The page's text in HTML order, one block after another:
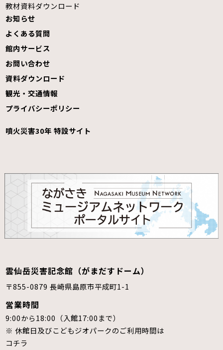
教材資料ダウンロード
お知らせ
よくある質問
館内サービス
お問い合わせ
資料ダウンロード
観光・交通情報
プライバシーポリシー
噴火災害30年 特設サイト
雲仙岳災害記念館（がまだすドーム）
〒855-0879 長崎県島原市平成町1-1
営業時間
9:00から18:00（入館17:00まで）
※ 休館日及びこどもジオパークのご利用時間は
コチラ